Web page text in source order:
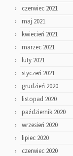
czerwiec 2021
maj 2021
kwiecień 2021
marzec 2021
luty 2021
styczeń 2021
grudzień 2020
listopad 2020
październik 2020
wrzesień 2020
lipiec 2020
czerwiec 2020